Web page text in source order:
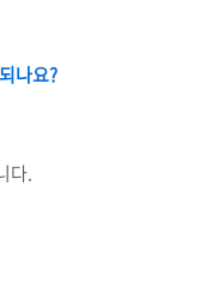
나요?
다.